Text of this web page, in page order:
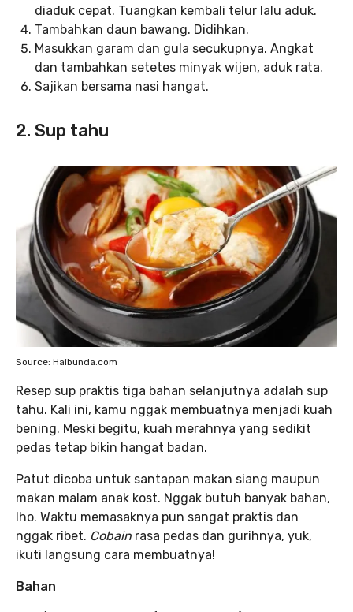
diaduk cepat. Tuangkan kembali telur lalu aduk.
Tambahkan daun bawang. Didihkan.
Masukkan garam dan gula secukupnya. Angkat
dan tambahkan setetes minyak wijen, aduk rata.
Sajikan bersama nasi hangat.
2. Sup tahu
Source: Haibunda.com
Resep sup praktis tiga bahan selanjutnya adalah sup
tahu. Kali ini, kamu nggak membuatnya menjadi kuah
bening. Meski begitu, kuah merahnya yang sedikit
pedas tetap bikin hangat badan.
Patut dicoba untuk santapan makan siang maupun
makan malam anak kost. Nggak butuh banyak bahan,
lho. Waktu memasaknya pun sangat praktis dan
nggak ribet. Cobain rasa pedas dan gurihnya, yuk,
ikuti langsung cara membuatnya!
Bahan